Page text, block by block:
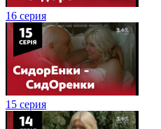
16 серия
15 серия